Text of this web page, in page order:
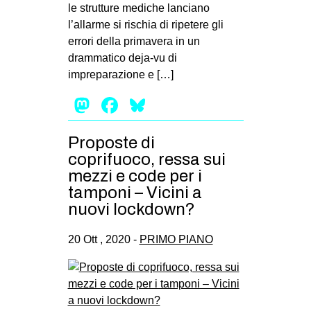
le strutture mediche lanciano
l’allarme si rischia di ripetere gli
errori della primavera in un
drammatico deja-vu di
impreparazione e […]
Mastodon
Facebook
Proposte di
coprifuoco, ressa sui
mezzi e code per i
tamponi – Vicini a
nuovi lockdown?
20 Ott , 2020 - PRIMO PIANO